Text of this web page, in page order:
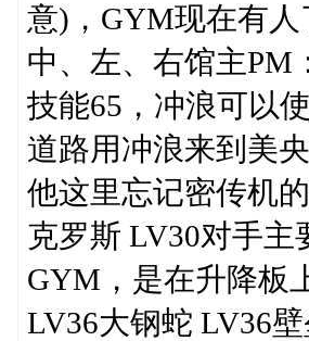
意)，GYM现在有
中、左、右馆主PM
技能65，冲浪可以
道路用冲浪来到美
他这里忘记密传机
克罗斯 LV30对手主
GYM，是在升降板
LV36大钢蛇 LV36